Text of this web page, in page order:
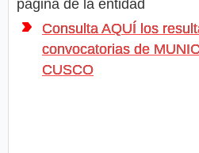
página de la entidad
Consulta AQUÍ los
convocatorias de
CUSCO